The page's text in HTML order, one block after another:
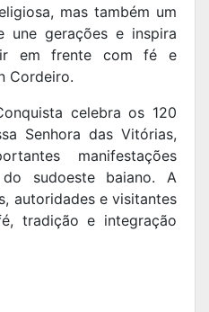
mas também um
une gerações e inspira
em frente com fé e
Cordeiro.
celebra os 120
Senhora das Vitórias,
manifestações
sudoeste baiano. A
autoridades e visitantes
tradição e integração